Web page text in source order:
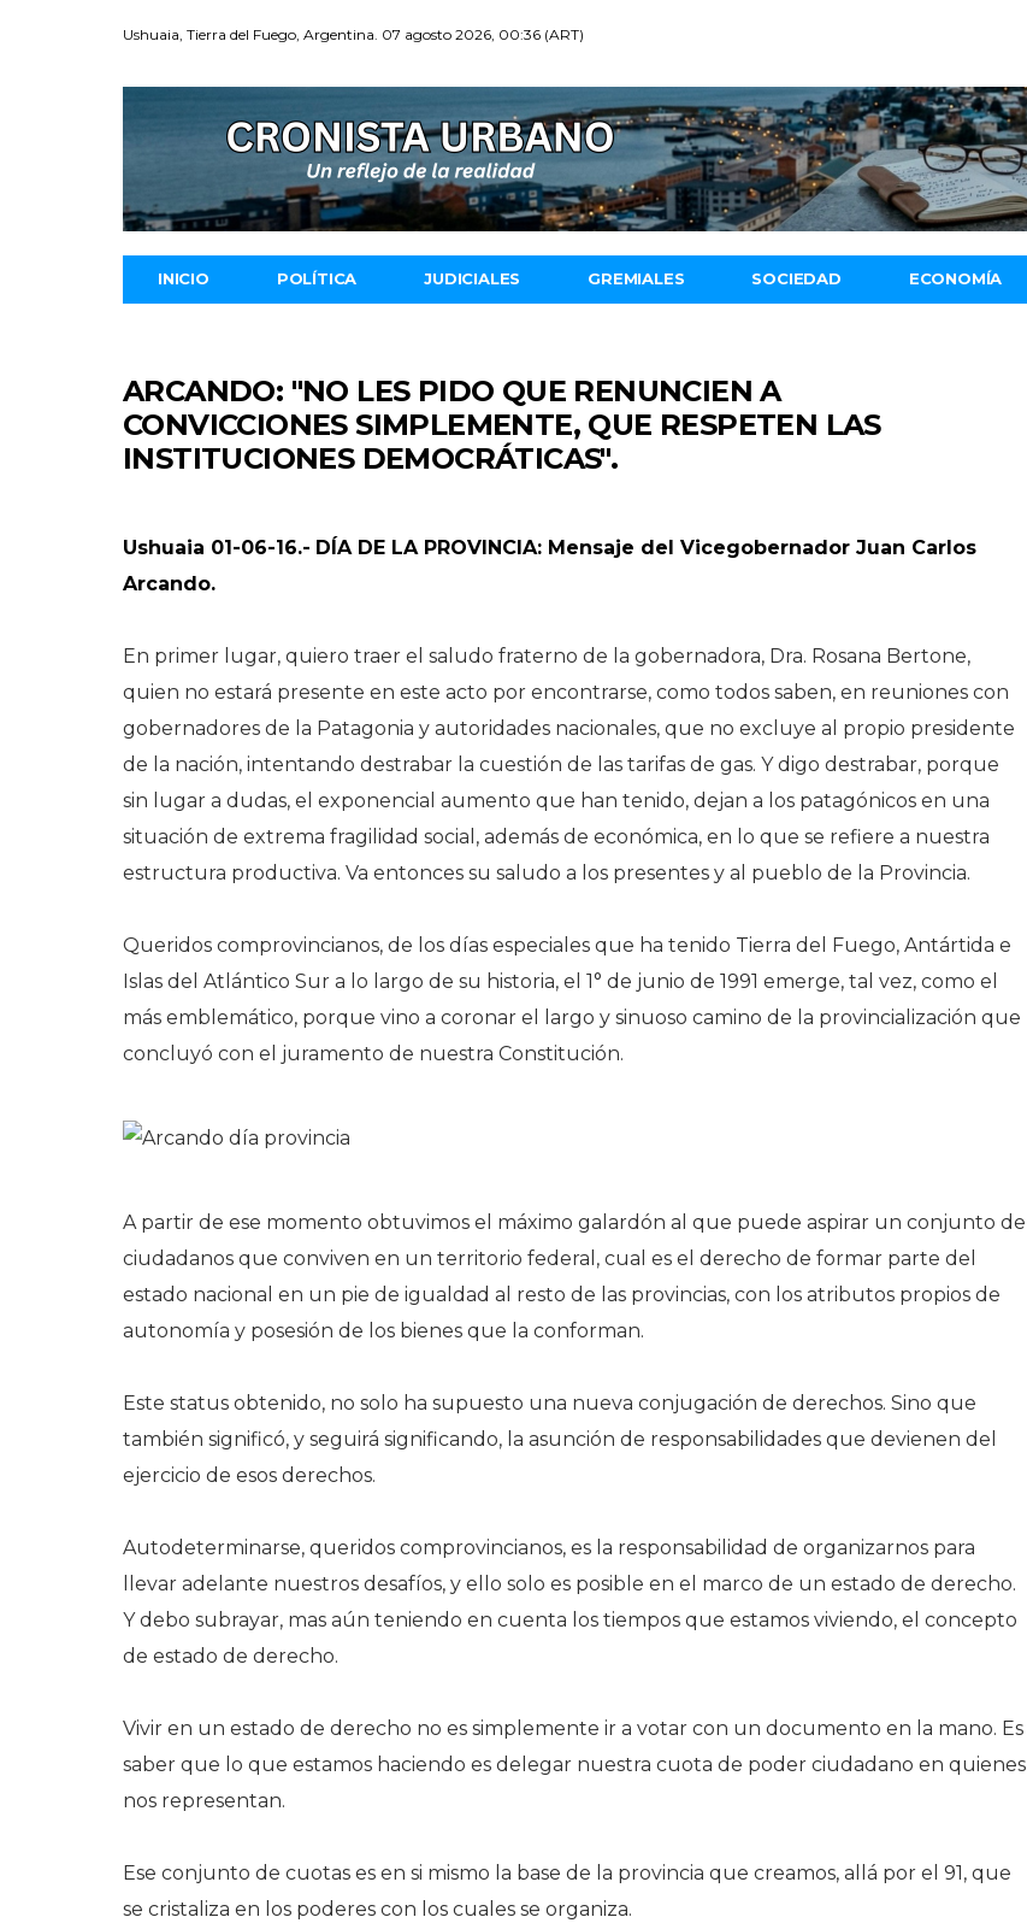
Ushuaia, Tierra del Fuego, Argentina. 07 agosto 2026, 00:36 (ART)
INICIO POLÍTICA JUDICIALES GREMIALES SOCIEDAD ECONOMÍA
ARCANDO: "NO LES PIDO QUE RENUNCIEN A
CONVICCIONES SIMPLEMENTE, QUE RESPETEN LAS
INSTITUCIONES DEMOCRÁTICAS".
Ushuaia 01-06-16.- DÍA DE LA PROVINCIA: Mensaje del Vicegobernador Juan Carlos
Arcando.
En primer lugar, quiero traer el saludo fraterno de la gobernadora, Dra. Rosana Bertone,
quien no estará presente en este acto por encontrarse, como todos saben, en reuniones con
gobernadores de la Patagonia y autoridades nacionales, que no excluye al propio presidente
de la nación, intentando destrabar la cuestión de las tarifas de gas. Y digo destrabar, porque
sin lugar a dudas, el exponencial aumento que han tenido, dejan a los patagónicos en una
situación de extrema fragilidad social, además de económica, en lo que se refiere a nuestra
estructura productiva. Va entonces su saludo a los presentes y al pueblo de la Provincia.
Queridos comprovincianos, de los días especiales que ha tenido Tierra del Fuego, Antártida e
Islas del Atlántico Sur a lo largo de su historia, el 1° de junio de 1991 emerge, tal vez, como el
más emblemático, porque vino a coronar el largo y sinuoso camino de la provincialización que
concluyó con el juramento de nuestra Constitución.
A partir de ese momento obtuvimos el máximo galardón al que puede aspirar un conjunto de
ciudadanos que conviven en un territorio federal, cual es el derecho de formar parte del
estado nacional en un pie de igualdad al resto de las provincias, con los atributos propios de
autonomía y posesión de los bienes que la conforman.
Este status obtenido, no solo ha supuesto una nueva conjugación de derechos. Sino que
también significó, y seguirá significando, la asunción de responsabilidades que devienen del
ejercicio de esos derechos.
Autodeterminarse, queridos comprovincianos, es la responsabilidad de organizarnos para
llevar adelante nuestros desafíos, y ello solo es posible en el marco de un estado de derecho.
Y debo subrayar, mas aún teniendo en cuenta los tiempos que estamos viviendo, el concepto
de estado de derecho.
Vivir en un estado de derecho no es simplemente ir a votar con un documento en la mano. Es
saber que lo que estamos haciendo es delegar nuestra cuota de poder ciudadano en quienes
nos representan.
Ese conjunto de cuotas es en si mismo la base de la provincia que creamos, allá por el 91, que
se cristaliza en los poderes con los cuales se organiza.